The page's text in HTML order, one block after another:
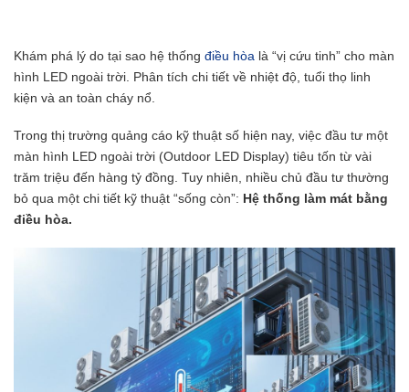
Khám phá lý do tại sao hệ thống điều hòa là “vị cứu tinh” cho màn
hình LED ngoài trời. Phân tích chi tiết về nhiệt độ, tuổi thọ linh
kiện và an toàn cháy nổ.
Trong thị trường quảng cáo kỹ thuật số hiện nay, việc đầu tư một
màn hình LED ngoài trời (Outdoor LED Display) tiêu tốn từ vài
trăm triệu đến hàng tỷ đồng. Tuy nhiên, nhiều chủ đầu tư thường
bỏ qua một chi tiết kỹ thuật “sống còn”: Hệ thống làm mát bằng
điều hòa.